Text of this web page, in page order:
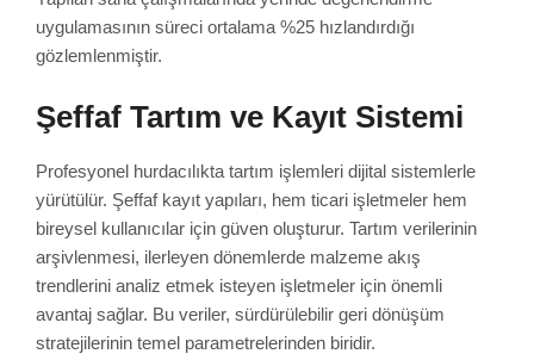
uygulamasının süreci ortalama %25 hızlandırdığı
gözlemlenmiştir.
Şeffaf Tartım ve Kayıt Sistemi
Profesyonel hurdacılıkta tartım işlemleri dijital sistemlerle
yürütülür. Şeffaf kayıt yapıları, hem ticari işletmeler hem
bireysel kullanıcılar için güven oluşturur. Tartım verilerinin
arşivlenmesi, ilerleyen dönemlerde malzeme akış
trendlerini analiz etmek isteyen işletmeler için önemli
avantaj sağlar. Bu veriler, sürdürülebilir geri dönüşüm
stratejilerinin temel parametrelerinden biridir.